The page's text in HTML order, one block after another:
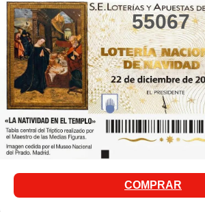
55067
COMPRAR